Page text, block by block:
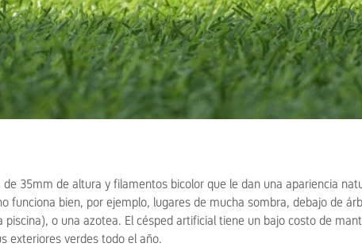
35mm de altura y filamentos bicolor que le dan una apariencia
funciona bien, por ejemplo, lugares de mucha sombra, debajo de
o una azotea. El césped artificial tiene un bajo costo de
exteriores verdes todo el año.